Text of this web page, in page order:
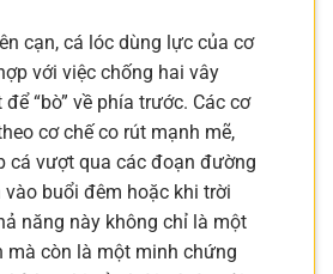
cạn, cá lóc dùng lực của cơ
với việc chống hai vây
“bò” về phía trước. Các cơ
cơ chế co rút mạnh mẽ,
cá vượt qua các đoạn đường
buổi đêm hoặc khi trời
năng này không chỉ là một
mà còn là một minh chứng